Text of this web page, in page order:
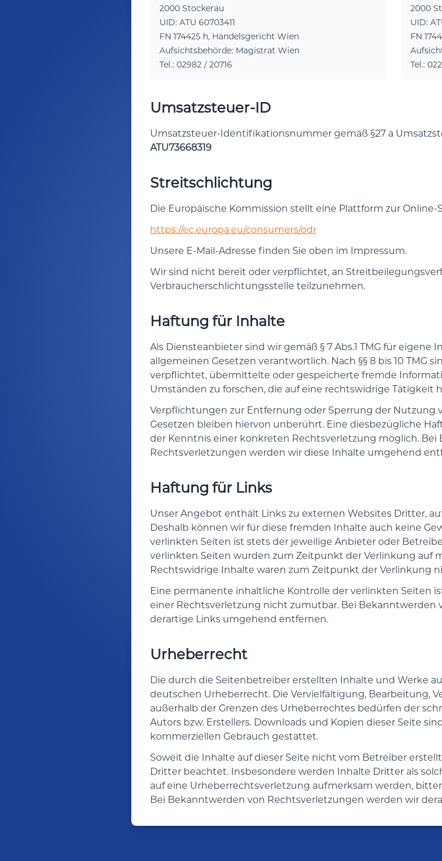
2000 Stockerau
UID: ATU 60703411
FN 174425 h, Handelsgericht Wien
Aufsichtsbehörde: Magistrat Wien
Tel.: 02982 / 20716
2000
UID:
FN
Tel.:
Umsatzsteuer-ID
Umsatzsteuer-Identifikationsnummer gemäß §27 a
ATU73668319
Streitschlichtung
Die Europäische Kommission stellt eine Plattform zur
https://ec.europa.eu/consumers/odr
Unsere E-Mail-Adresse finden Sie oben im Impressum.
Wir sind nicht bereit oder verpflichtet, an
Verbraucherschlichtungsstelle teilzunehmen.
Haftung für Inhalte
Als Diensteanbieter sind wir gemäß § 7 Abs.1 TMG für eigene
allgemeinen Gesetzen verantwortlich. Nach §§ 8 bis 10 TMG
verpflichtet, übermittelte oder gespeicherte fremde
Umständen zu forschen, die auf eine rechtswidrige Tätigkeit
Verpflichtungen zur Entfernung oder Sperrung der Nutzung
Gesetzen bleiben hiervon unberührt. Eine diesbezügliche
der Kenntnis einer konkreten Rechtsverletzung möglich.
Rechtsverletzungen werden wir diese Inhalte umgehend
Haftung für Links
Unser Angebot enthält Links zu externen Websites Dritter,
Deshalb können wir für diese fremden Inhalte auch keine
verlinkten Seiten ist stets der jeweilige Anbieter oder
verlinkten Seiten wurden zum Zeitpunkt der Verlinkung auf
Rechtswidrige Inhalte waren zum Zeitpunkt der Verlinkung
Eine permanente inhaltliche Kontrolle der verlinkten Seiten
einer Rechtsverletzung nicht zumutbar. Bei Bekanntwerden
derartige Links umgehend entfernen.
Urheberrecht
Die durch die Seitenbetreiber erstellten Inhalte und Werke
deutschen Urheberrecht. Die Vervielfältigung, Bearbeitung,
außerhalb der Grenzen des Urheberrechtes bedürfen der
Autors bzw. Erstellers. Downloads und Kopien dieser Seite
kommerziellen Gebrauch gestattet.
Soweit die Inhalte auf dieser Seite nicht vom Betreiber
Dritter beachtet. Insbesondere werden Inhalte Dritter als
auf eine Urheberrechtsverletzung aufmerksam werden,
Bei Bekanntwerden von Rechtsverletzungen werden wir